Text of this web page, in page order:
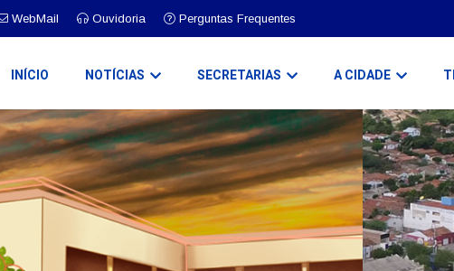
WebMail Ouvidoria Perguntas Frequentes
INÍCIO NOTÍCIAS SECRETARIAS A CIDADE